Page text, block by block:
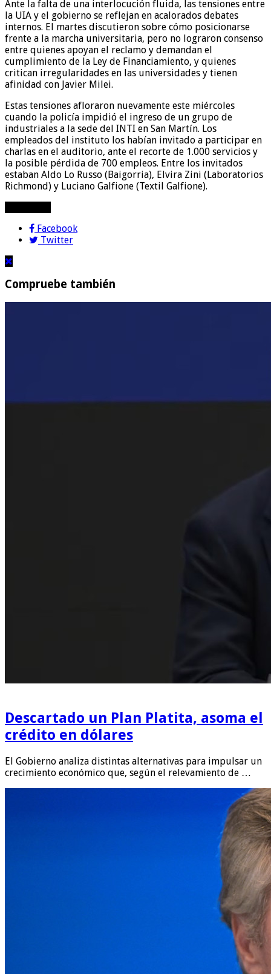
Ante la falta de una interlocución fluida, las tensiones entre
la UIA y el gobierno se reflejan en acalorados debates
internos. El martes discutieron sobre cómo posicionarse
frente a la marcha universitaria, pero no lograron consenso
entre quienes apoyan el reclamo y demandan el
cumplimiento de la Ley de Financiamiento, y quienes
critican irregularidades en las universidades y tienen
afinidad con Javier Milei.
Estas tensiones afloraron nuevamente este miércoles
cuando la policía impidió el ingreso de un grupo de
industriales a la sede del INTI en San Martín. Los
empleados del instituto los habían invitado a participar en
charlas en el auditorio, ante el recorte de 1.000 servicios y
la posible pérdida de 700 empleos. Entre los invitados
estaban Aldo Lo Russo (Baigorria), Elvira Zini (Laboratorios
Richmond) y Luciano Galfione (Textil Galfione).
Facebook
Twitter
Compruebe también
Descartado un Plan Platita, asoma el
crédito en dólares
El Gobierno analiza distintas alternativas para impulsar un
crecimiento económico que, según el relevamiento de …